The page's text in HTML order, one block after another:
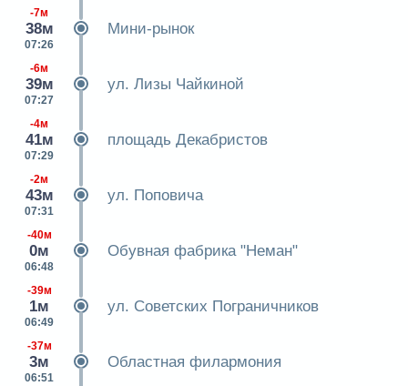
-7м
38м
07:26
Мини-рынок
-6м
39м
07:27
ул. Лизы Чайкиной
-4м
41м
07:29
площадь Декабристов
-2м
43м
07:31
ул. Поповича
-40м
0м
06:48
Обувная фабрика "Неман"
-39м
1м
06:49
ул. Советских Пограничников
-37м
3м
06:51
Областная филармония